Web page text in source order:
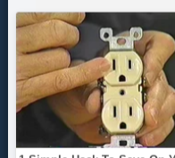
старые
друзьями
© 2021 - 2026